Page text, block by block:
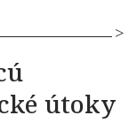
útoky